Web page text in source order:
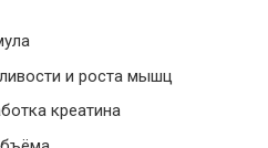
и роста мышц
креатина